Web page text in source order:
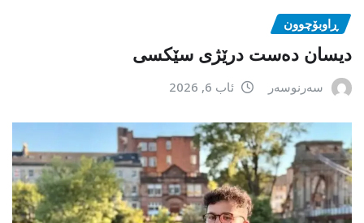
ڕاوبۆچوون
دیسان دەست درێژی سێکسی
سەرنوسەر ئاب 6, 2026